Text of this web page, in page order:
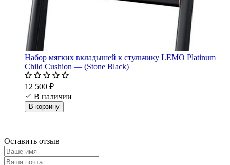
Набор мягких вкладышей к стульчику LEMO Platinum
Child Cushion — (Stone Black)
12 500 ₽
В наличии
В корзину
Оставить отзыв